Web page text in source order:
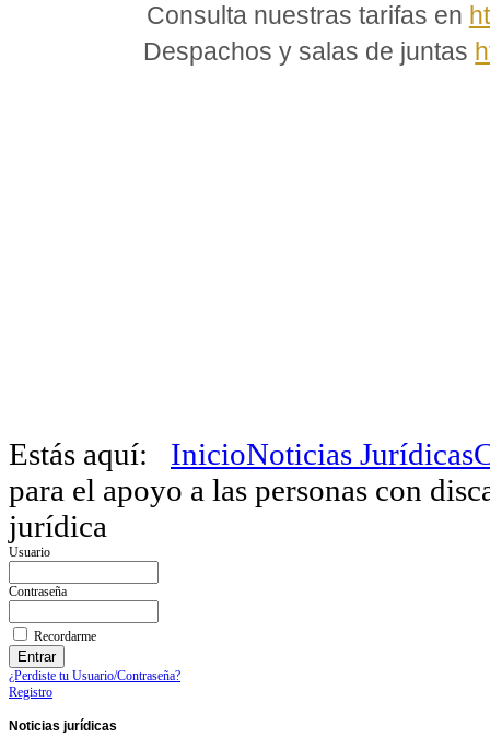
Consulta nuestras tarifas en
Despachos y salas de juntas
Estás aquí: InicioNoticias Jurídicas
para el apoyo a las personas con
jurídica
Usuario
Contraseña
Recordarme
¿Perdiste tu Usuario/Contraseña?
Registro
Noticias jurídicas